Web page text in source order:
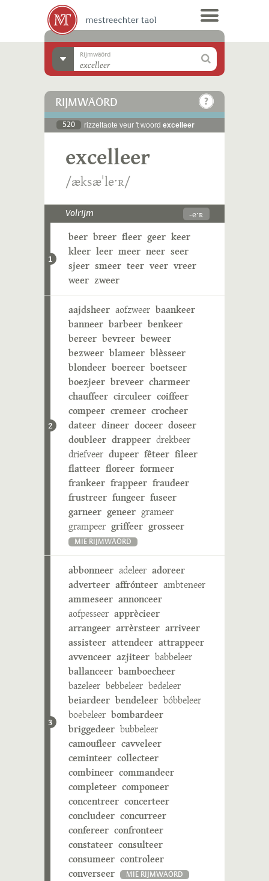
Rijmwäörd
RIJMWÄÖRD
520 rizzeltaote veur 't woord excelleer
excelleer
/æksæˈleˑʀ/
Volrijm -eˑʀ
1
beer breer fleer geer keer
kleer leer meer neer seer
sjeer smeer teer veer vreer
weer zweer
2
aajdsheer aofzweer baankeer
banneer barbeer benkeer
bereer bevreer beweer
bezweer blameer blèsseer
blondeer boereer boetseer
boezjeer breveer charmeer
chauffeer circuleer coiffeer
compeer cremeer crocheer
dateer dineer doceer doseer
doubleer drappeer drekbeer
driefveer dupeer fêteer fileer
flatteer floreer formeer
frankeer frappeer fraudeer
frustreer fungeer fuseer
garneer geneer grameer
grampeer griffeer grosseer
MIE RIJMWÄÖRD
3
abbonneer adeleer adoreer
adverteer affrónteer ambteneer
ammeseer annonceer
aofpesseer apprècieer
arrangeer arrèrsteer arriveer
assisteer attendeer attrappeer
avvenceer azjiteer babbeleer
ballanceer bamboecheer
bazeleer bebbeleer bedeleer
beiardeer bendeleer bóbbeleer
boebeleer bombardeer
briggedeer bubbeleer
camoufleer cavveleer
ceminteer collecteer
combineer commandeer
completeer componeer
concentreer concerteer
concludeer concurreer
confereer confronteer
constateer consulteer
consumeer controleer
converseer
MIE RIJMWÄÖRD